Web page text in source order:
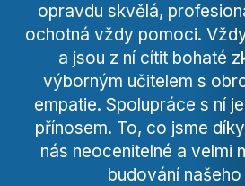
opravdu skvělá,
ochotná vždy pomoci.
a jsou z ní cítit bohaté
výborným učitelem s
empatie. Spolupráce s ní
přínosem. To, co jsme
nás neocenitelné a velmi
budování našeho